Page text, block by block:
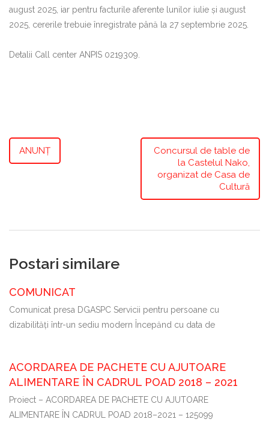
august 2025, iar pentru facturile aferente lunilor iulie şi august
2025, cererile trebuie înregistrate până la 27 septembrie 2025.
Detalii Call center ANPIS 0219309.
ANUNȚ
Concursul de table de
la Castelul Nako,
organizat de Casa de
Cultură
Postari similare
COMUNICAT
Comunicat presa DGASPC Servicii pentru persoane cu
dizabilităţi într-un sediu modern Începȃnd cu data de
ACORDAREA DE PACHETE CU AJUTOARE
ALIMENTARE ÎN CADRUL POAD 2018 – 2021
Proiect – ACORDAREA DE PACHETE CU AJUTOARE
ALIMENTARE ÎN CADRUL POAD 2018–2021 – 125099